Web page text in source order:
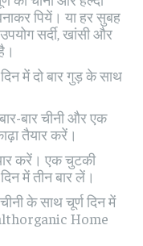
पियें। या हर सुबह
सर्दी, खांसी और
में दो बार गुड़ के साथ
बार चीनी और एक
तैयार करें।
करें। एक चुटकी
में तीन बार लें।
के साथ चूर्ण दिन में
Home